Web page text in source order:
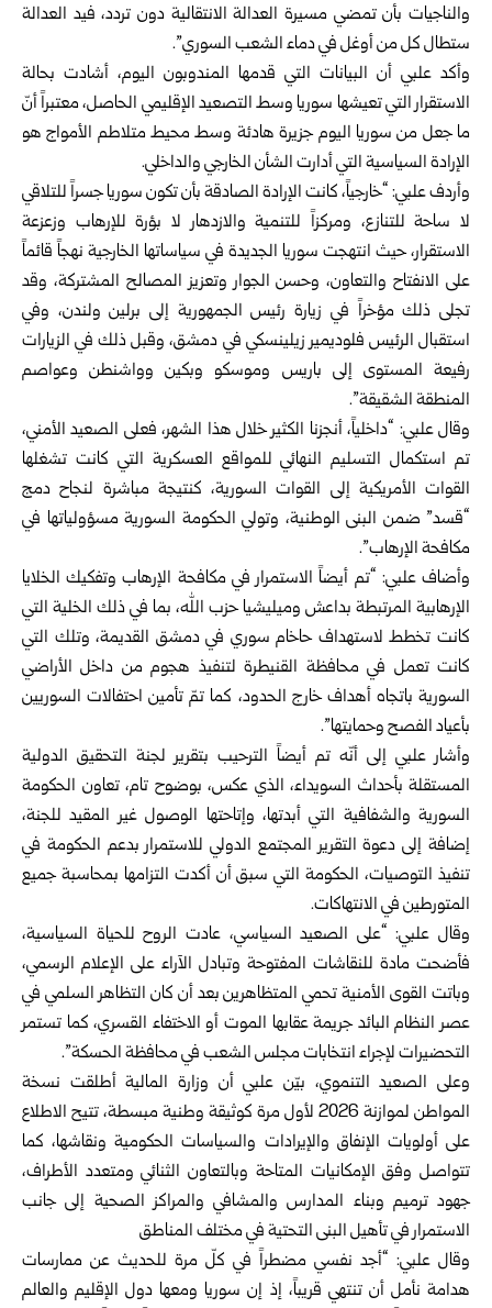
والناجيات بأن تمضي مسيرة العدالة الانتقالية دون تردد، فيد العدالة
ستطال كل من أوغل في دماء الشعب السوري”.
وأكد علبي أن البيانات التي قدمها المندوبون اليوم، أشادت بحالة
الاستقرار التي تعيشها سوريا وسط التصعيد الإقليمي الحاصل، معتبراً أنّ
ما جعل من سوريا اليوم جزيرة هادئة وسط محيط متلاطم الأمواج هو
الإرادة السياسية التي أدارت الشأن الخارجي والداخلي.
وأردف علبي: “خارجياً، كانت الإرادة الصادقة بأن تكون سوريا جسراً للتلاقي
لا ساحة للتنازع، ومركزاً للتنمية والازدهار لا بؤرة للإرهاب وزعزعة
الاستقرار، حيث انتهجت سوريا الجديدة في سياساتها الخارجية نهجاً قائماً
على الانفتاح والتعاون، وحسن الجوار وتعزيز المصالح المشتركة، وقد
تجلى ذلك مؤخراً في زيارة رئيس الجمهورية إلى برلين ولندن، وفي
استقبال الرئيس فلوديمير زيلينسكي في دمشق، وقبل ذلك في الزيارات
رفيعة المستوى إلى باريس وموسكو وبكين وواشنطن وعواصم
المنطقة الشقيقة”.
وقال علبي: “داخلياً، أنجزنا الكثير خلال هذا الشهر، فعلى الصعيد الأمني،
تم استكمال التسليم النهائي للمواقع العسكرية التي كانت تشغلها
القوات الأمريكية إلى القوات السورية، كنتيجة مباشرة لنجاح دمج
“قسد” ضمن البنى الوطنية، وتولي الحكومة السورية مسؤولياتها في
مكافحة الإرهاب”.
وأضاف علبي: “تم أيضاً الاستمرار في مكافحة الإرهاب وتفكيك الخلايا
الإرهابية المرتبطة بداعش وميليشيا حزب الله، بما في ذلك الخلية التي
كانت تخطط لاستهداف حاخام سوري في دمشق القديمة، وتلك التي
كانت تعمل في محافظة القنيطرة لتنفيذ هجوم من داخل الأراضي
السورية باتجاه أهداف خارج الحدود، كما تمّ تأمين احتفالات السوريين
بأعياد الفصح وحمايتها”.
وأشار علبي إلى أنّه تم أيضاً الترحيب بتقرير لجنة التحقيق الدولية
المستقلة بأحداث السويداء، الذي عكس، بوضوح تام، تعاون الحكومة
السورية والشفافية التي أبدتها، وإتاحتها الوصول غير المقيد للجنة،
إضافة إلى دعوة التقرير المجتمع الدولي للاستمرار بدعم الحكومة في
تنفيذ التوصيات، الحكومة التي سبق أن أكدت التزامها بمحاسبة جميع
المتورطين في الانتهاكات.
وقال علبي: “على الصعيد السياسي، عادت الروح للحياة السياسية،
فأضحت مادة للنقاشات المفتوحة وتبادل الآراء على الإعلام الرسمي،
وباتت القوى الأمنية تحمي المتظاهرين بعد أن كان التظاهر السلمي في
عصر النظام البائد جريمة عقابها الموت أو الاختفاء القسري، كما تستمر
التحضيرات لإجراء انتخابات مجلس الشعب في محافظة الحسكة”.
وعلى الصعيد التنموي، بيّن علبي أن وزارة المالية أطلقت نسخة
المواطن لموازنة 2026 لأول مرة كوثيقة وطنية مبسطة، تتيح الاطلاع
على أولويات الإنفاق والإيرادات والسياسات الحكومية ونقاشها، كما
تتواصل وفق الإمكانيات المتاحة وبالتعاون الثنائي ومتعدد الأطراف،
جهود ترميم وبناء المدارس والمشافي والمراكز الصحية إلى جانب
الاستمرار في تأهيل البنى التحتية في مختلف المناطق
وقال علبي: “أجد نفسي مضطراً في كلّ مرة للحديث عن ممارسات
هدامة نأمل أن تنتهي قريباً، إذ إن سوريا ومعها دول الإقليم والعالم